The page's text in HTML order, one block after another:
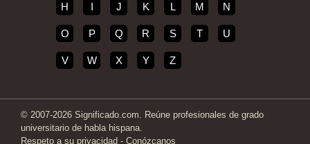
H I J K L M N
O P Q R S T U
V W X Y Z
© 2007-2026 Significado.com. Reúne profesionales de grado
universitario de habla hispana.
Respeto a su privacidad - Conózcanos